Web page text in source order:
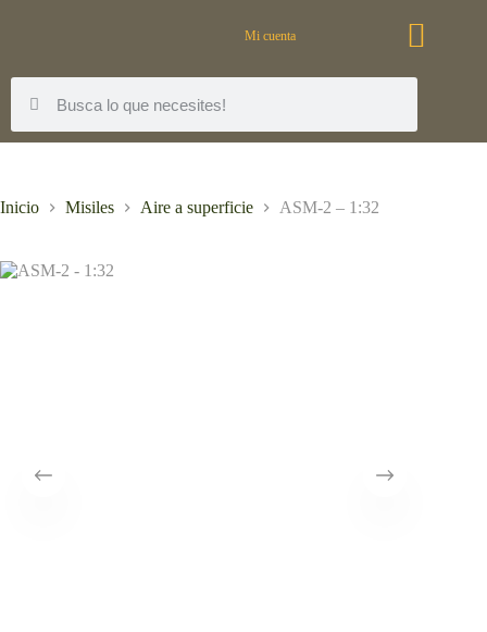
Mi cuenta
Inicio Misiles Aire a superficie ASM-2 – 1:32